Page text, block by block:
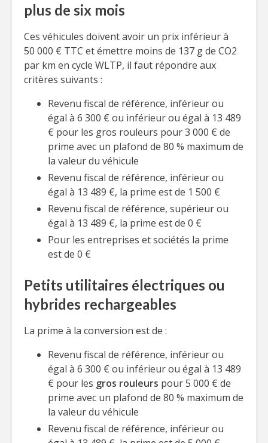
plus de six mois
Ces véhicules doivent avoir un prix inférieur à
50 000 € TTC et émettre moins de 137 g de CO2
par km en cycle WLTP, il faut répondre aux
critères suivants :
Revenu fiscal de référence, inférieur ou
égal à 6 300 € ou inférieur ou égal à 13 489
€ pour les gros rouleurs pour 3 000 € de
prime avec un plafond de 80 % maximum de
la valeur du véhicule
Revenu fiscal de référence, inférieur ou
égal à 13 489 €, la prime est de 1 500 €
Revenu fiscal de référence, supérieur ou
égal à 13 489 €, la prime est de 0 €
Pour les entreprises et sociétés la prime
est de 0 €
Petits utilitaires électriques ou
hybrides rechargeables
La prime à la conversion est de :
Revenu fiscal de référence, inférieur ou
égal à 6 300 € ou inférieur ou égal à 13 489
€ pour les gros rouleurs pour 5 000 € de
prime avec un plafond de 80 % maximum de
la valeur du véhicule
Revenu fiscal de référence, inférieur ou